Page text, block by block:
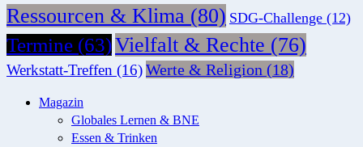
Ressourcen & Klima (80) SDG-Challenge (12)
Termine (63)Vielfalt & Rechte (76)
Werkstatt-Treffen (16)Werte & Religion (18)
Magazin
Globales Lernen & BNE
Essen & Trinken